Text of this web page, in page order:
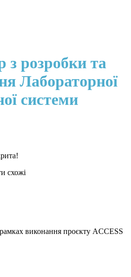
з розробки та
Лабораторної
системи
схожі
виконання проєкту ACCESS